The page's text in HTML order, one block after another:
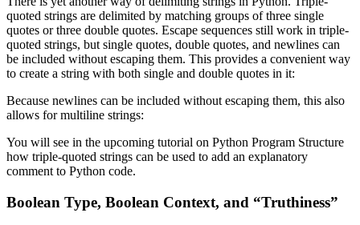
quoted strings are delimited by matching groups of three single
quotes or three double quotes. Escape sequences still work in triple-
quoted strings, but single quotes, double quotes, and newlines can
be included without escaping them. This provides a convenient way
to create a string with both single and double quotes in it:
Because newlines can be included without escaping them, this also
allows for multiline strings:
You will see in the upcoming tutorial on Python Program Structure
how triple-quoted strings can be used to add an explanatory
comment to Python code.
Boolean Type, Boolean Context, and “Truthiness”